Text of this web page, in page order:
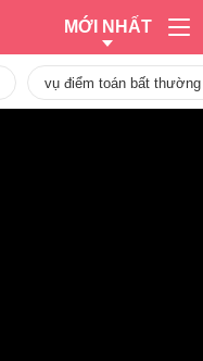
MỚI NHẤT
vụ điểm toán bất